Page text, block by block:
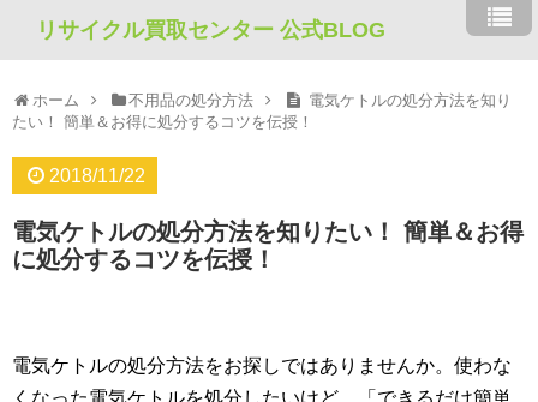
リサイクル買取センター 公式BLOG
ホーム 不用品の処分方法
電気ケトルの処分方法を知り
たい！ 簡単＆お得に処分するコツを伝授！
2018/11/22
電気ケトルの処分方法を知りたい！ 簡単＆お得
に処分するコツを伝授！
電気ケトルの処分方法をお探しではありませんか。使わな
くなった電気ケトルを処分したいけど、「できるだけ簡単